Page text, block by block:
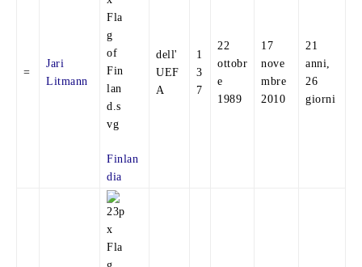
=
Jari
Litmann
Finlan
dia
dell'
UEF
A
1
3
7
22
ottobr
e
1989
17
nove
mbre
2010
21
anni,
26
giorni